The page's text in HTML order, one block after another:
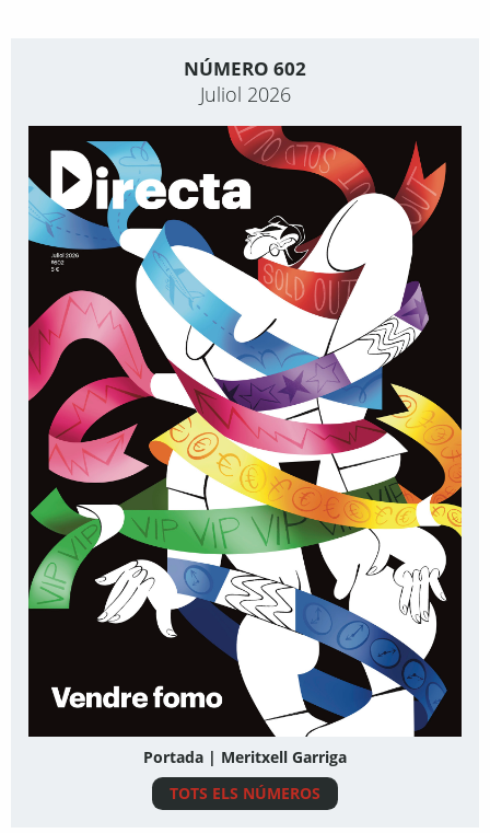
NÚMERO 602
Juliol 2026
Portada | Meritxell Garriga
TOTS ELS NÚMEROS